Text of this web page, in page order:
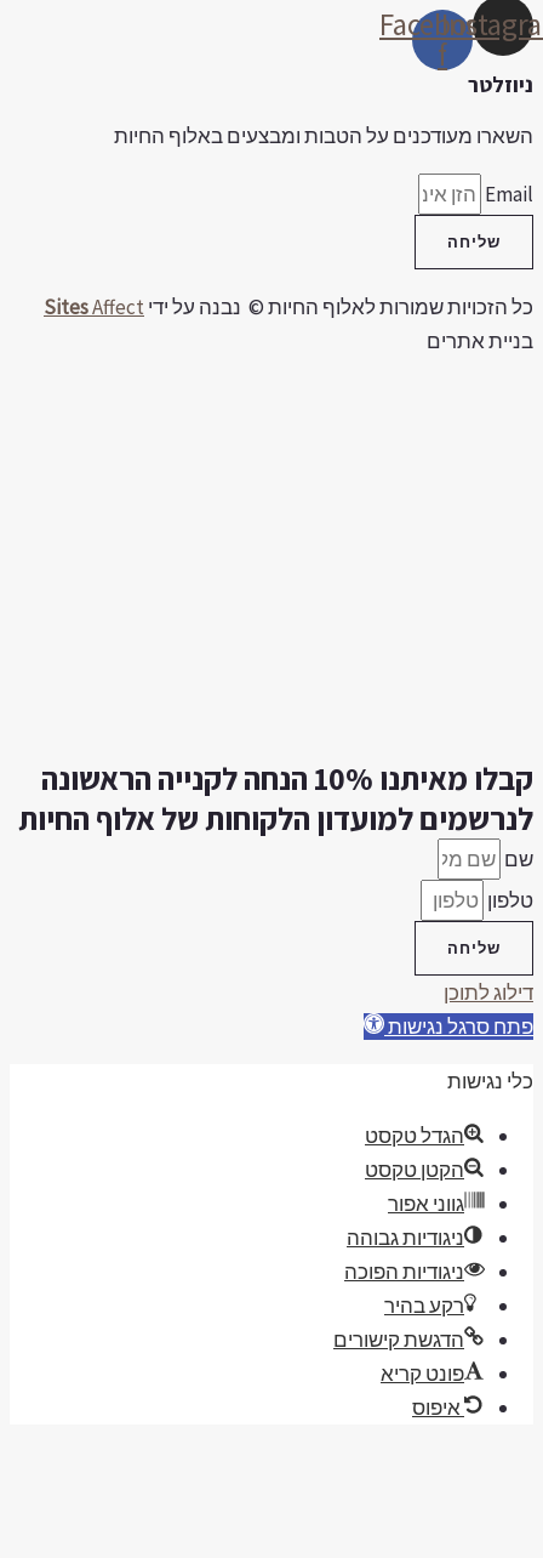
Facebook-
f
מעודכנים על הטבות ומבצעים באלוף החיות
שליחה
הזכויות שמורות לאלוף החיות © נבנה על ידי SitesAffect
אתרים
קבלו מאיתנו 10% הנחה לקנייה הראשונה
למועדון הלקוחות של אלוף החיות
שליחה
לתוכן
סרגל נגישות
נגישות
הגדל טקסט
הקטן טקסט
גווני אפור
ניגודיות גבוהה
ניגודיות הפוכה
רקע בהיר
הדגשת קישורים
פונט קריא
איפוס